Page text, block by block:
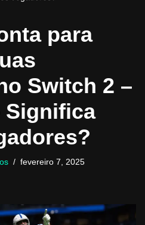
para
Switch 2 –
Significa
fevereiro 7, 2025